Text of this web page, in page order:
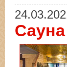
Сауна